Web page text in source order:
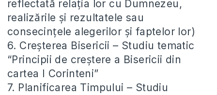
reflectată relația lor cu Dumnezeu,
realizările și rezultatele sau
consecințele alegerilor și faptelor lor)
6. Creșterea Bisericii – Studiu tematic
“Principii de creștere a Bisericii din
cartea I Corinteni”
7. Planificarea Timpului – Studiu